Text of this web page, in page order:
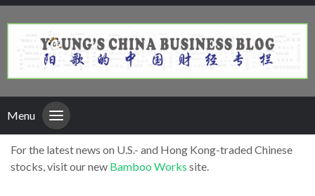
Menu
For the latest news on U.S.- and Hong Kong-traded Chinese
stocks, visit our new Bamboo Works site.